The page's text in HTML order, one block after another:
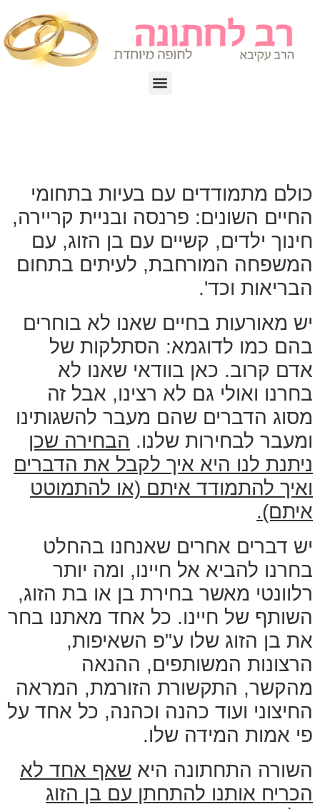
כולם מתמודדים עם בעיות בתחומי
החיים השונים: פרנסה ובניית קריירה,
חינוך ילדים, קשיים עם בן הזוג, עם
המשפחה המורחבת, לעיתים בתחום
הבריאות וכד'.
יש מאורעות בחיים שאנו לא בוחרים
בהם כמו לדוגמא: הסתלקות של
אדם קרוב. כאן בוודאי שאנו לא
בחרנו ואולי גם לא רצינו, אבל זה
מסוג הדברים שהם מעבר להשגותינו
ומעבר לבחירות שלנו. הבחירה שכן
ניתנת לנו היא איך לקבל את הדברים
ואיך להתמודד איתם (או להתמוטט
איתם).
יש דברים אחרים שאנחנו בהחלט
בחרנו להביא אל חיינו, ומה יותר
רלוונטי מאשר בחירת בן או בת הזוג,
השותף של חיינו. כל אחד מאתנו בחר
את בן הזוג שלו ע"פ השאיפות,
הרצונות המשותפים, ההנאה
מהקשר, התקשורת הזורמת, המראה
החיצוני ועוד כהנה וכהנה, כל אחד על
פי אמות המידה שלו.
השורה התחתונה היא שאף אחד לא
הכריח אותנו להתחתן עם בן הזוג